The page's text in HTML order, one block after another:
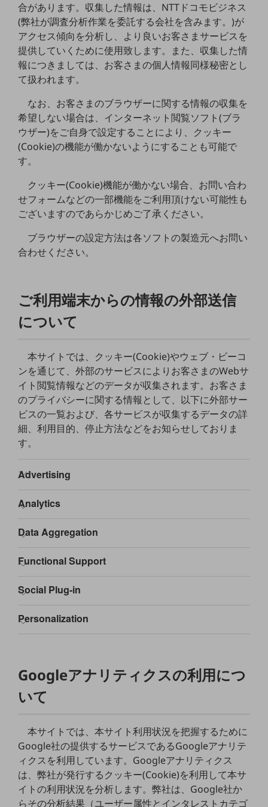
データ利活用
運用管理
業務支援・マーケティング
災害対策・BCP
課題・ニーズで探す
課題・ニーズで探すTOP
コミュニケーション・情報共有
マーケティング
業務効率化
災害対策
地域共創・地方創生
セキュリティ対策
顧客体験（CX）改善
自動化・省電化
人材不足解消
業種・業態で探す
業種・業態で探すTOP
自治体
一次産業
医療・介護
モビリティ
製造・建設業
小売業
キーワードで探す
モバイルTOP
おすすめの機種、料金やサービスをご紹介
製品
製品TOP
タフネススマートフォン
データ通信製品
ドコモケータイ
合があります。収集した情報は、NTTドコモビジネス
(弊社が調査分析作業を委託する会社を含みます。)が
アクセス傾向を分析し、より良いお客さまサービスを
提供していくために使用致します。また、収集した情
報につきましては、お客さまの個人情報同様秘密とし
て扱われます。
なお、お客さまのブラウザーに関する情報の収集を
希望しない場合は、インターネット閲覧ソフト(ブラ
ウザー)をご自身で設定することにより、クッキー
(Cookie)の機能が働かないようにすることも可能で
す。
クッキー(Cookie)機能が働かない場合、お問い合わ
せフォームなどの一部機能をご利用頂けない可能性も
ございますのであらかじめご了承ください。
ブラウザーの設定方法は各ソフトの製造元へお問い
合わせください。
ご利用端末からの情報の外部送信
について
本サイトでは、クッキー(Cookie)やウェブ・ビーコ
ンを通じて、外部のサービスによりお客さまのWebサ
イト閲覧情報などのデータが収集されます。お客さま
のプライバシーに関する情報として、以下に外部サー
ビスの一覧および、各サービスが収集するデータの詳
細、利用目的、停止方法などをお知らせしておりま
す。
Googleアナリティクスの利用につ
いて
本サイトでは、本サイト利用状況を把握するために
Google社の提供するサービスであるGoogleアナリテ
ィクスを利用しています。Googleアナリティクス
は、弊社が発行するクッキー(Cookie)を利用して本サ
イトの利用状況を分析します。弊社は、Google社か
らその分析結果（ユーザー属性とインタレストカテゴ